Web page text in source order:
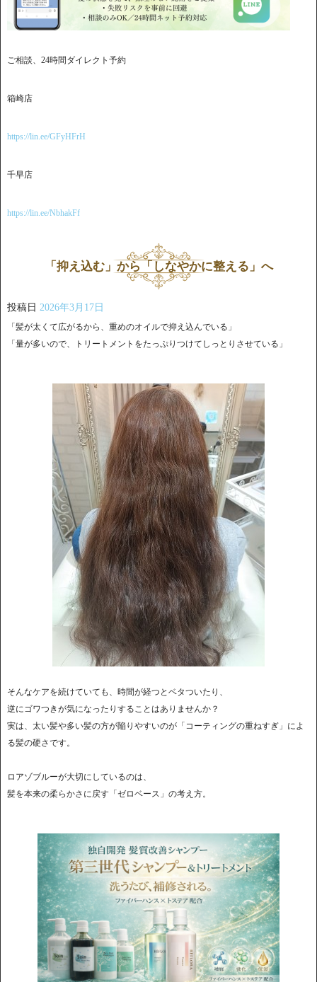
ご相談、24時間ダイレクト予約
箱崎店
https://lin.ee/GFyHFrH
千早店
https://lin.ee/NbhakFf
「抑え込む」から「しなやかに整える」へ
投稿日 2026年3月17日
「髪が太くて広がるから、重めのオイルで抑え込んでいる」
「量が多いので、トリートメントをたっぷりつけてしっとりさせている」
そんなケアを続けていても、時間が経つとベタついたり、
逆にゴワつきが気になったりすることはありませんか？
実は、太い髪や多い髪の方が陥りやすいのが「コーティングの重ねすぎ」によ
る髪の硬さです。
ロアゾブルーが大切にしているのは、
髪を本来の柔らかさに戻す「ゼロベース」の考え方。